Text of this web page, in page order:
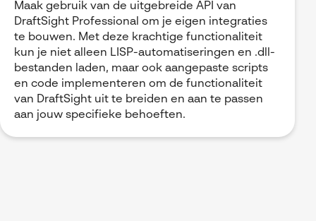
Maak gebruik van de uitgebreide API van
DraftSight Professional om je eigen integraties
te bouwen. Met deze krachtige functionaliteit
kun je niet alleen LISP-automatiseringen en .dll-
bestanden laden, maar ook aangepaste scripts
en code implementeren om de functionaliteit
van DraftSight uit te breiden en aan te passen
aan jouw specifieke behoeften.